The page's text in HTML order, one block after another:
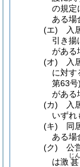
の規定
ある場
(エ)
入
引き揚
がある
(オ)
入
に対す
第63号
がある
(カ)
入
いずれ
(キ)
同
ある場
(ク)
公
は激 甚
じん